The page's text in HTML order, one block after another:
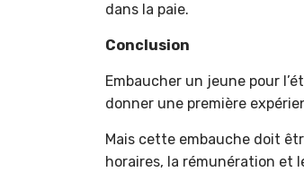
dans la paie.
Conclusion
Embaucher un jeune pour
donner une première
Mais cette embauche doit
horaires, la rémunération et